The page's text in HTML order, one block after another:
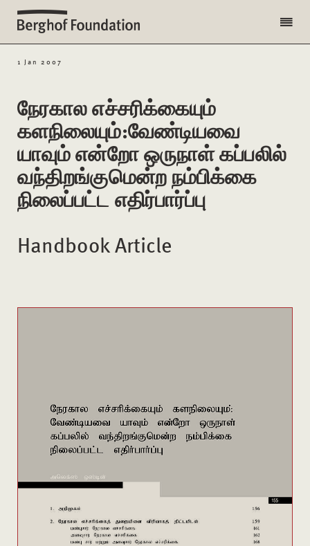
1 Jan 2007
நேரகால எச்சரிக்கையும்
களநிலையும்:வேண்டியவை
யாவும் என்றோ ஒருநாள் கப்பலில்
வந்திறங்குமென்ற நம்பிக்கை
நிலைப்பட்ட எதிர்பார்ப்பு
Handbook Article